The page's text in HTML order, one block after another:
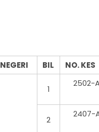
NEGERI BIL NO. KES
1
2502-
2
2407-